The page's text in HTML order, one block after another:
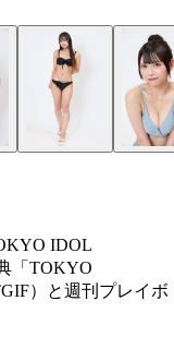
IDOL
「TOKYO
）と週刊プレイボ